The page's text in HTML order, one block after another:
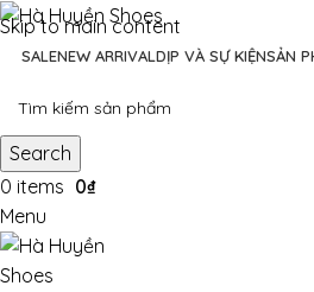
Skip to main content
SALENEW ARRIVALDỊP VÀ SỰ KIỆNSẢN
Search
0 items 0₫
Menu